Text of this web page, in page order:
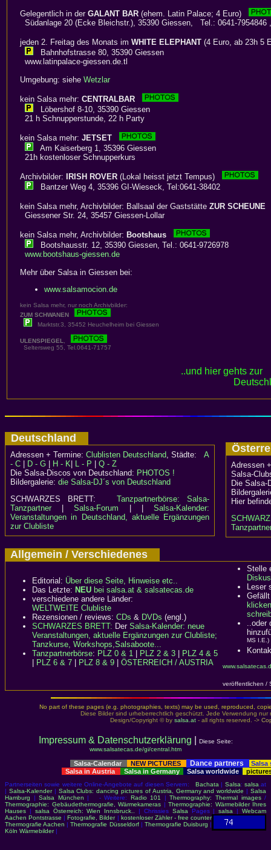
Gelegentlich in der GALANT BAR (ehem. Latin Palace; 4 Euro)
Südanlage 20 (Ecke Bleichstr.), 35390 Giessen, Tel.: 0641-7954846
jeden 2. Freitag des Monats im WHITE ELEPHANT (4 Euro, ab 23h 5
Bahnhofstrasse 80, 35390 Giessen
www.latinpalace-giessen.de.tl
Umgebung: siehe Wetzlar
kein Salsa mehr: CENTRALBAR
Löbershof 8-10, 35390 Giessen
21 h Schnupperstunde, 22 h Party
kein Salsa mehr: JETSET
Am Kaiserberg 1, 35396 Giessen
21h kostenloser Schnupperkurs
Archivbilder: IRISH ROVER (Lokal heisst jetzt Tempus)
Bantzer Weg 4, 35396 GI-Wieseck, Tel:0641-38402
kein Salsa mehr, Archivbilder: Ballsaal der Gaststätte ZUR SCHEUNE
Giessener Str. 24, 35457 Giessen-Lollar
kein Salsa mehr, Archivbilder: Bootshaus
Bootshausstr. 12, 35390 Giessen, Tel.: 0641-9726978
www.bootshaus-giessen.de
Mehr über Salsa in Giessen bei:
www.salsamocion.de
kein Salsa mehr, nur noch Archivbilder:
ZUM SCHWANEN
Marktstr.3, 35452 Heuchelheim bei Giessen
ULENSPIEGEL,
Seltersweg 55, Tel.0641-71757
..und hier gehts zur
Deutschland
Adressen + Termine: Clublisten Deutschland, Städte: A
- C
D - G H - K L - P
Q - Z
Die Salsa-Discos von Deutschland: PHOTOS !
Bildergalerie: die Salsa-DJ´s von Deutschland
SCHWARZES BRETT:Tanzpartnerbörse: Salsa-
Tanzpartner|Salsa-Forum | |Salsa-Kalender:
Veranstaltungen in Deutschland, aktuelle Ergänzungen
zur Clubliste
Adressen
Salsa-
Die
Hier
Allgemein / Verschiedenes
Editorial: Über diese Seite, Hinweise etc..
Das Letzte: NEU bei salsa.at & salsatecas.de
verschiedene andere Länder:
WELTWEITE Clubliste
Rezensionen / reviews: CDs & DVDs (engl.)
SCHWARZES BRETT: Der Salsa-Kalender: neue
Veranstaltungen, aktuelle Ergänzungen zur Clubliste;
Tanzkurse, Workshops,Salsaboote...
Tanzpartnerbörse: PLZ 0 & 1 PLZ 2 & 3
PLZ 4 & 5
PLZ 6 & 7 PLZ 8 & 9 ÖSTERREICH / AUSTRIA
Stelle
Leser
klicken
..oder
MS I.E.)
veröffentlichen /
No part of these pages (e.g. photographies, texts) may be used, reproduced,
Diese Bilder sind urheberrechtlich geschützt. Jede Verwendung
Design/Copyright © by salsa.at - all rights reserved. ->
Impressum & Datenschutzerklärung
Diese Seite:
www.salsatecas.de/gi/central.htm
Salsa-Calendar NEW PICTURES Dance partners
Salsa
Salsa in Austria
Salsa in Germany Salsa worldwide
Partnerseiten sowie weitere Online-Angebote auf diesen Servern: Bachata | Salsa:salsa .at
| Salsa-Kalender| Salsa Clubs: dancing pictures of Austria, Germany and worldwide |Salsa
Hamburg |Salsa München | - Weitere: Radio 101 |Thermography: Thermal images/
Thermographie: Gebäudethermografie, Wärmekameras | Thermographie: Wärmebilder Ihres
Hauses | salsa Österreich: Wien Innsbruck.. | Chrissies Salsa Pages |salsa |Webcam
Aachen Pontstrasse |Fotografie, Bilder| kostenloser Zähler - free counter
Thermografie Aachen |Thermografie Düsseldorf| Thermografie Duisburg |
Köln Wärmebilder|